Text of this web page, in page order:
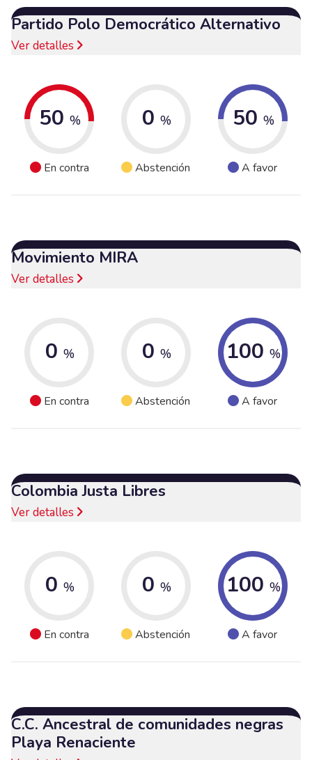
Partido Polo Democrático Alternativo
Ver detalles
50 %
En contra
0 %
Abstención
50 %
A favor
Movimiento MIRA
Ver detalles
0 %
En contra
0 %
Abstención
100 %
A favor
Colombia Justa Libres
Ver detalles
0 %
En contra
0 %
Abstención
100 %
A favor
C.C. Ancestral de comunidades negras
Playa Renaciente